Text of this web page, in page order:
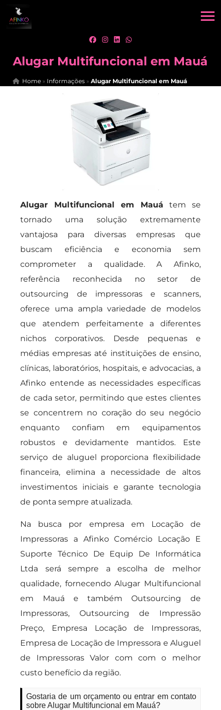
Alugar Multifuncional em Mauá
Home » Informações »Alugar Multifuncional em Mauá
Alugar Multifuncional em Mauá tem se
tornado uma solução extremamente
vantajosa para diversas empresas que
buscam eficiência e economia sem
comprometer a qualidade. A Afinko,
referência reconhecida no setor de
outsourcing de impressoras e scanners,
oferece uma ampla variedade de modelos
que atendem perfeitamente a diferentes
nichos corporativos. Desde pequenas e
médias empresas até instituições de ensino,
clínicas, laboratórios, hospitais, e advocacias, a
Afinko entende as necessidades específicas
de cada setor, permitindo que estes clientes
se concentrem no coração do seu negócio
enquanto confiam em equipamentos
robustos e devidamente mantidos. Este
serviço de aluguel proporciona flexibilidade
financeira, elimina a necessidade de altos
investimentos iniciais e garante tecnologia
de ponta sempre atualizada.
Na busca por empresa em Locação de
Impressoras a Afinko Comércio Locação E
Suporte Técnico De Equip De Informática
Ltda será sempre a escolha de melhor
qualidade, fornecendo Alugar Multifuncional
em Mauá e também Outsourcing de
Impressoras, Outsourcing de Impressão
Preço, Empresa Locação de Impressoras,
Empresa de Locação de Impressora e Aluguel
de Impressoras Valor com com o melhor
custo benefício da região.
Gostaria de um orçamento ou entrar em contato
sobre Alugar Multifuncional em Mauá?